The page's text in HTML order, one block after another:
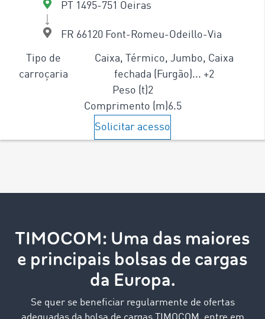
PT 1495-751 Oeiras
FR 66120 Font-Romeu-Odeillo-Via
Tipo de
carroçaria
Caixa, Térmico, Jumbo, Caixa
fechada (Furgão)... +2
Peso (t)2
Comprimento (m)6.5
Solicitar acesso
TIMOCOM: Uma das maiores
e principais bolsas de cargas
da Europa.
Se quer se beneficiar regularmente de ofertas